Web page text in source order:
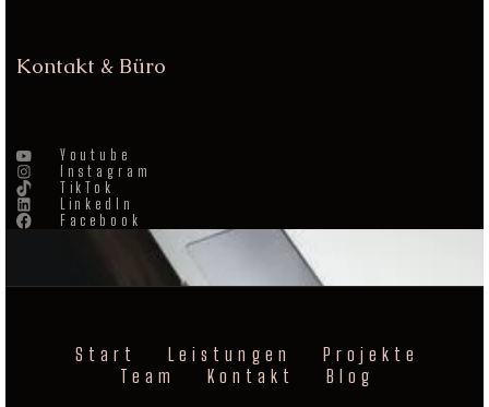
Kontakt & Büro
Youtube
Instagram
TikTok
LinkedIn
Facebook
Start Leistungen
Projekte
Team
Kontakt Blog